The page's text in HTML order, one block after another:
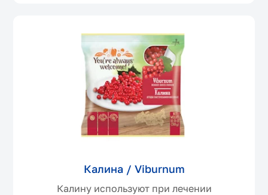
Калина / Viburnum
Калину используют при лечении